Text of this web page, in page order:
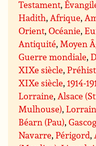
Testament,
Hadith, Afrique,
Orient,Océanie,
Antiquité, Moyen
Guerre mondiale,
XIXe siècle,
XIXe siècle,1914-
Lorraine, Alsace
Mulhouse),
Béarn (Pau),
Navarre,Périgord,